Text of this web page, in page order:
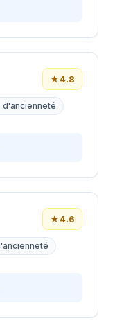
★4.8
d'ancienneté
★4.6